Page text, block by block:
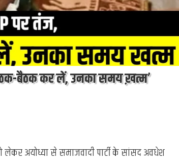
बैठक कर लें, उनका समय ख़त्म’
लेकर अयोध्या से समाजवादी पार्टी के सांसद अवधेश